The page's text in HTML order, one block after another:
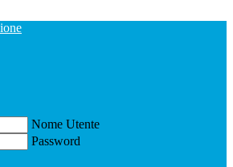
Nome Utente
Password